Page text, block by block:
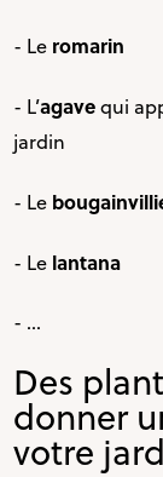
- Le romarin
- L’agavequi
jardin
- Le
- Le lantana
- …
Des
donner
votre